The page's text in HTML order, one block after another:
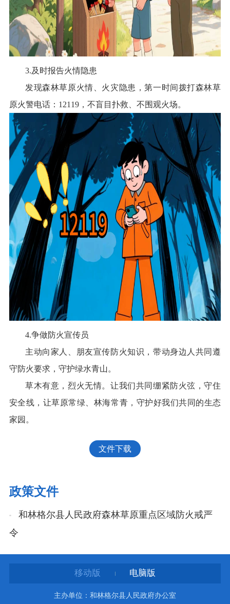
3.及时报告火情隐患
发现森林草原火情、火灾隐患，第一时间拨打森林草
原火警电话：12119，不盲目扑救、不围观火场。
4.争做防火宣传员
主动向家人、朋友宣传防火知识，带动身边人共同遵
守防火要求，守护绿水青山。
草木有意，烈火无情。让我们共同绷紧防火弦，守住
安全线，让草原常绿、林海常青，守护好我们共同的生态
家园。
文件下载
政策文件
和林格尔县人民政府森林草原重点区域防火戒严
令
移动版 电脑版
主办单位：和林格尔县人民政府办公室